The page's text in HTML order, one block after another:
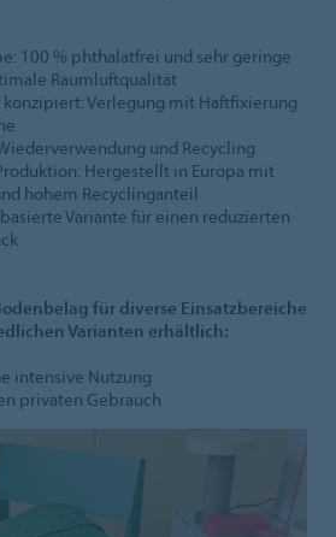
100 % phthalatfrei und sehr geringe
Raumluftqualität
konzipiert: Verlegung mit Haftfixierung
und Recycling
Hergestellt in Europa mit
hohem Recyclinganteil
Variante für einen reduzierten
für diverse Einsatzbereiche
Varianten erhältlich:
intensive Nutzung
privaten Gebrauch